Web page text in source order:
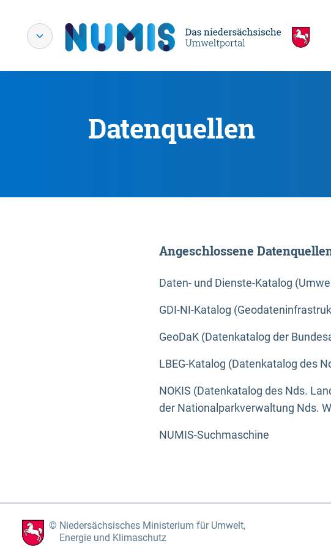
Datenquellen
Angeschlossene
Daten- und Dienste-Katalog
GDI-NI-Katalog
GeoDaK (Datenkatalog der
LBEG-Katalog (Datenkatalog des
NOKIS (Datenkatalog des Nds.
der Nationalparkverwaltung Nds.
NUMIS-Suchmaschine
Niedersächsisches Ministerium für Umwelt,
Energie und Klimaschutz